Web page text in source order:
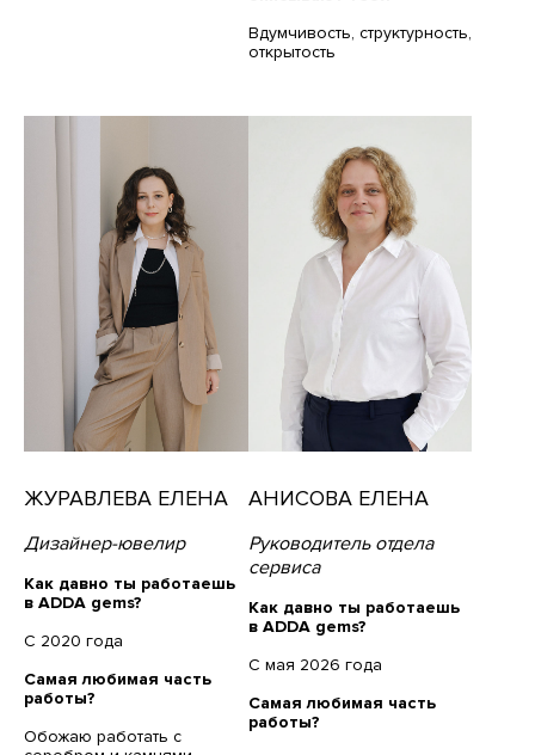
Вдумчивость, структурность,
открытость
ЖУРАВЛЕВА ЕЛЕНА
Дизайнер-ювелир
Как давно ты работаешь
в ADDA gems?
С 2020 года
Самая любимая часть
работы?
Обожаю работать с
АНИСОВА ЕЛЕНА
Руководитель отдела
сервиса
Как давно ты работаешь
в ADDA gems?
С мая 2026 года
Самая любимая часть
работы?